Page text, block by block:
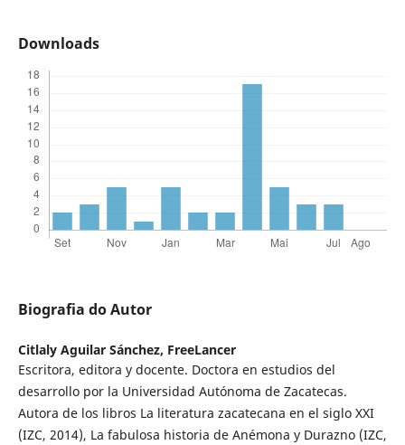
Downloads
Biografia do Autor
Citlaly Aguilar Sánchez, FreeLancer
Escritora, editora y docente. Doctora en estudios del
desarrollo por la Universidad Autónoma de Zacatecas.
Autora de los libros La literatura zacatecana en el siglo XXI
(IZC, 2014), La fabulosa historia de Anémona y Durazno (IZC,